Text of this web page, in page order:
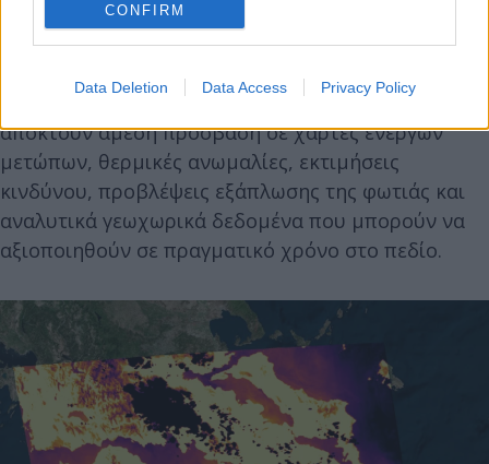
CONFIRM
Data Deletion Data Access Privacy Policy
Μέσω αυτής της διασύνδεσης, τα Επιχειρησιακά
Συντονιστικά Κέντρα Διαχείρισης Κρίσεων
αποκτούν άμεση πρόσβαση σε χάρτες ενεργών
μετώπων, θερμικές ανωμαλίες, εκτιμήσεις
κινδύνου, προβλέψεις εξάπλωσης της φωτιάς και
αναλυτικά γεωχωρικά δεδομένα που μπορούν να
αξιοποιηθούν σε πραγματικό χρόνο στο πεδίο.